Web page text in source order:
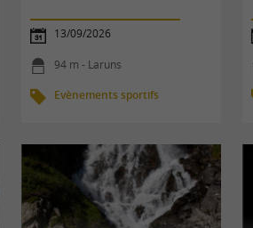
13/09/2026
94 m - Laruns
Evènements sportifs